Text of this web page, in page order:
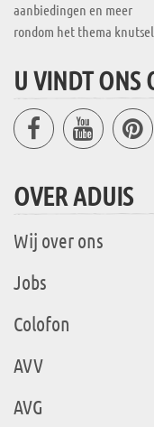
aanbiedingen en meer
rondom het thema
U VINDT ONS
OVER ADUIS
Wij over ons
Jobs
Colofon
AVV
AVG